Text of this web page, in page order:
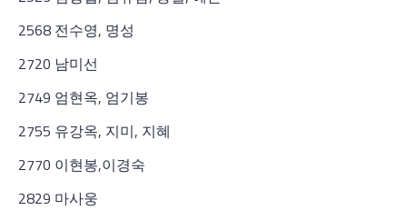
2568 전수영, 명성
2720 남미선
2749 엄현옥, 엄기봉
2755 유강옥, 지미, 지혜
2770 이현봉,이경숙
2829 마사웅